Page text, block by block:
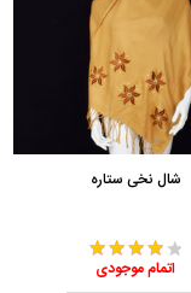
شال نخی ستاره
اتمام موجودی